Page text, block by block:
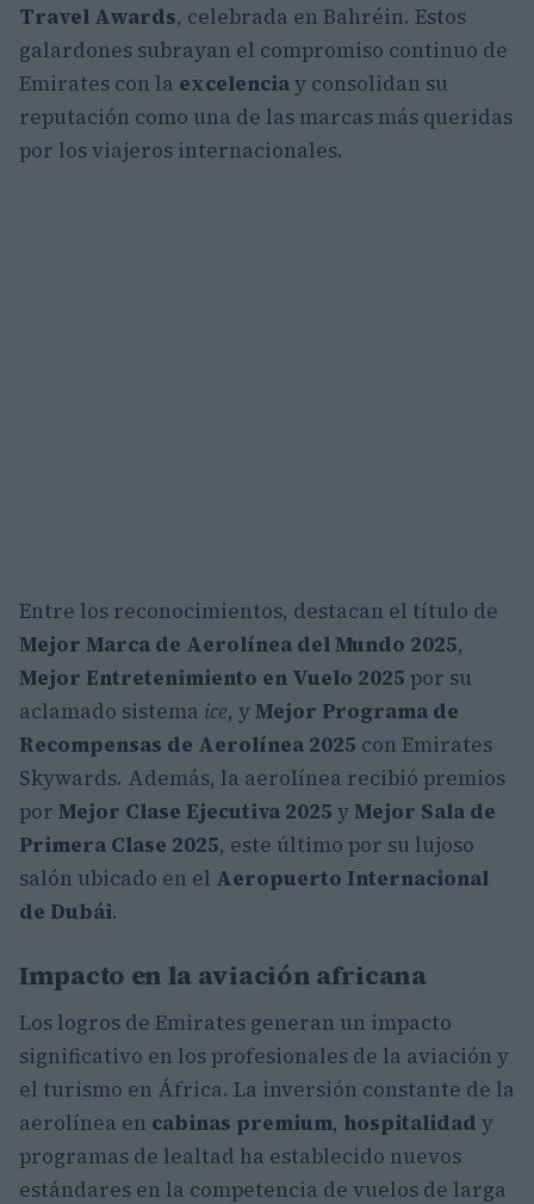
Travel Awards, celebrada en Bahréin. Estos
galardones subrayan el compromiso continuo de
Emirates con la excelenciay consolidan su
reputación como una de las marcas más queridas
por los viajeros internacionales.
Entre los reconocimientos, destacan el título de
Mejor Marca de Aerolínea del Mundo 2025,
Mejor Entretenimiento en Vuelo 2025 por su
aclamado sistema ice, yMejor Programa de
Recompensas de Aerolínea 2025 con Emirates
Skywards. Además, la aerolínea recibió premios
por Mejor Clase Ejecutiva 2025 yMejor Sala de
Primera Clase 2025, este último por su lujoso
salón ubicado en el Aeropuerto Internacional
de Dubái.
Impacto en la aviación africana
Los logros de Emirates generan un impacto
significativo en los profesionales de la aviación y
el turismo en África. La inversión constante de la
aerolínea en cabinas premium, hospitalidad y
programas de lealtad ha establecido nuevos
estándares en la competencia de vuelos de larga